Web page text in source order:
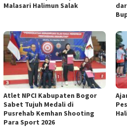
Malasari Halimun Salak
Atlet NPCI Kabupaten Bogor
Sabet Tujuh Medali di
Pusrehab Kemhan Shooting
Para Sport 2026